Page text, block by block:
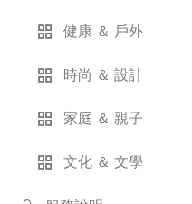
健康 ＆ 戶外
時尚 ＆ 設計
家庭 ＆ 親子
文化 ＆ 文學